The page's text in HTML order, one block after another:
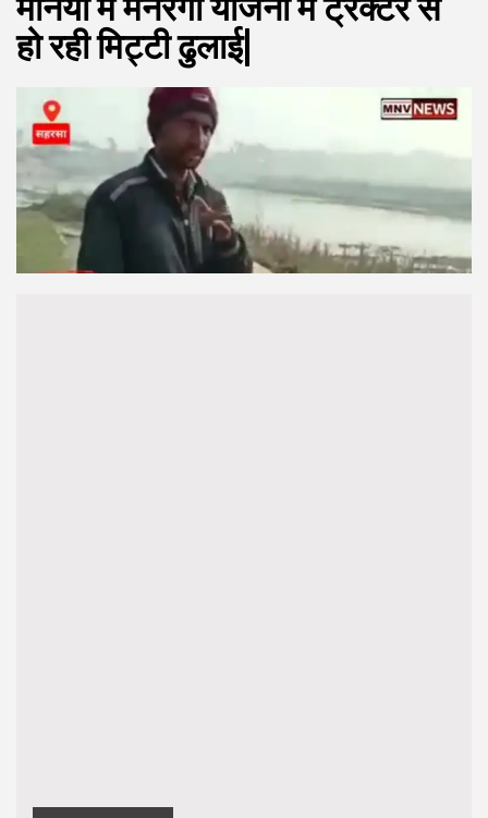
मनिया में मनरेगा योजना में ट्रैक्टर से
हो रही मिट्टी ढुलाई|